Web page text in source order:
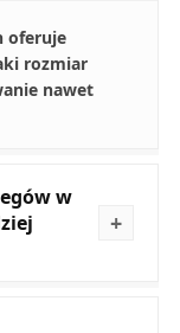
oferuje
rozmiar
nawet
w